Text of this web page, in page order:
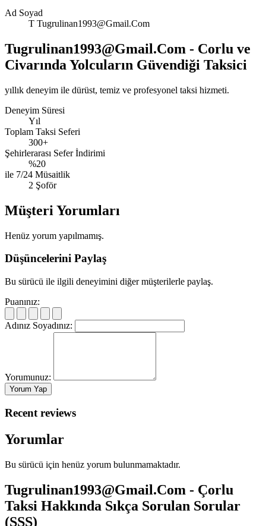
Ad Soyad
T Tugrulinan1993@Gmail.Com
Tugrulinan1993@Gmail.Com - Corlu ve
Civarında Yolcuların Güvendiği Taksici
yıllık deneyim ile dürüst, temiz ve profesyonel taksi hizmeti.
Deneyim Süresi
Yıl
Toplam Taksi Seferi
300+
Şehirlerarası Sefer İndirimi
%20
ile 7/24 Müsaitlik
2 Şoför
Müşteri Yorumları
Henüz yorum yapılmamış.
Düşüncelerini Paylaş
Bu sürücü ile ilgili deneyimini diğer müşterilerle paylaş.
Puanınız:
Adınız Soyadınız:
Yorumunuz:
Recent reviews
Yorumlar
Bu sürücü için henüz yorum bulunmamaktadır.
Tugrulinan1993@Gmail.Com - Çorlu
Taksi Hakkında Sıkça Sorulan Sorular
(SSS)